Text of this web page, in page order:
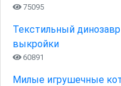
75095
Текстильный
выкройки
60891
Милые игрушечные